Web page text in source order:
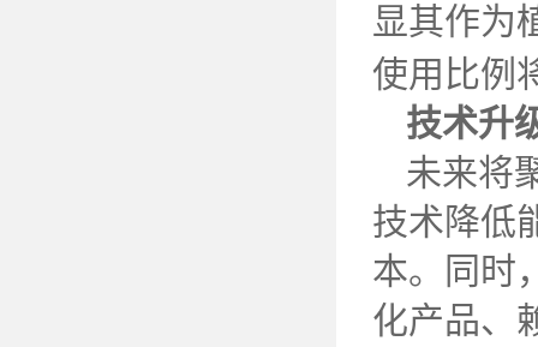
显其作为
使用比例
技术升
未来将
技术降低
本。同时
化产品、